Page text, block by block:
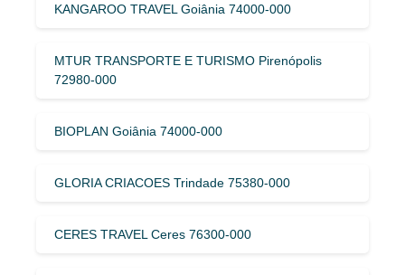
KANGAROO TRAVEL Goiânia 74000-000
MTUR TRANSPORTE E TURISMO Pirenópolis
72980-000
BIOPLAN Goiânia 74000-000
GLORIA CRIACOES Trindade 75380-000
CERES TRAVEL Ceres 76300-000